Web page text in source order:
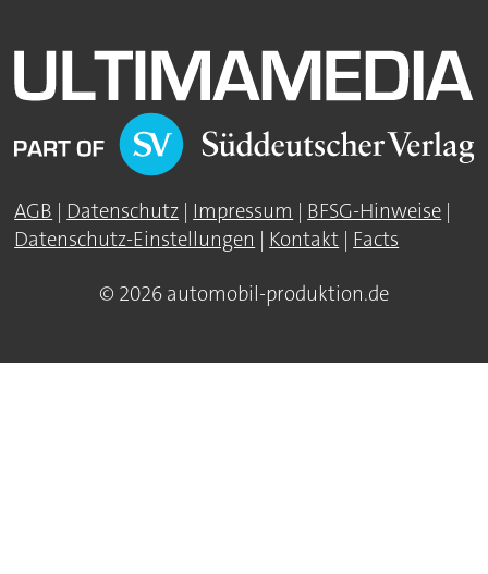
AGB | Datenschutz | Impressum | BFSG-Hinweise |
Datenschutz-Einstellungen | Kontakt | Facts
© 2026 automobil-produktion.de